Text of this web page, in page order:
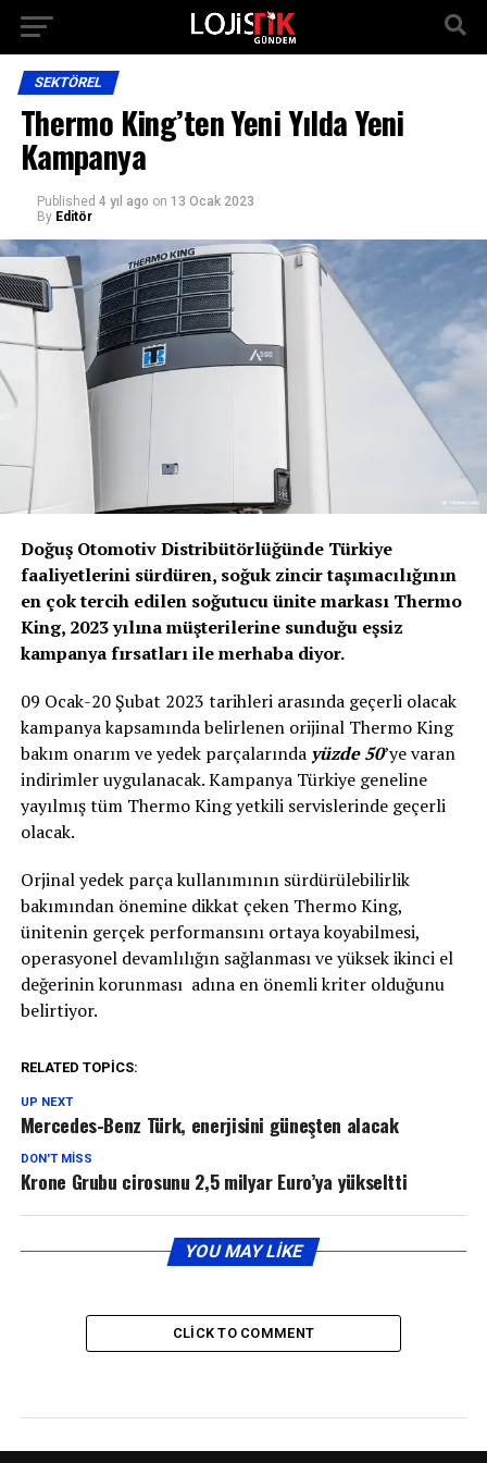
SEKTÖREL
Thermo King’ten Yeni Yılda Yeni
Kampanya
Published 4 yıl ago on 13 Ocak 2023
By Editör
Doğuş Otomotiv Distribütörlüğünde Türkiye
faaliyetlerini sürdüren, soğuk zincir taşımacılığının
en çok tercih edilen soğutucu ünite markası Thermo
King, 2023 yılına müşterilerine sunduğu eşsiz
kampanya fırsatları ile merhaba diyor.
09 Ocak-20 Şubat 2023 tarihleri arasında geçerli olacak
kampanya kapsamında belirlenen orijinal Thermo King
bakım onarım ve yedek parçalarında yüzde 50’ye varan
indirimler uygulanacak. Kampanya Türkiye geneline
yayılmış tüm Thermo King yetkili servislerinde geçerli
olacak.
Orjinal yedek parça kullanımının sürdürülebilirlik
bakımından önemine dikkat çeken Thermo King,
ünitenin gerçek performansını ortaya koyabilmesi,
operasyonel devamlılığın sağlanması ve yüksek ikinci el
değerinin korunması adına en önemli kriter olduğunu
belirtiyor.
RELATED TOPICS:
UP NEXT
Mercedes-Benz Türk, enerjisini güneşten alacak
DON'T MISS
Krone Grubu cirosunu 2,5 milyar Euro’ya yükseltti
YOU MAY LIKE
CLICK TO COMMENT